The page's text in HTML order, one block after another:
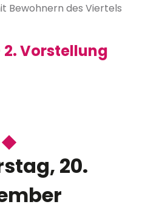
Bewohnern des Viertels
Vorstellung
20.